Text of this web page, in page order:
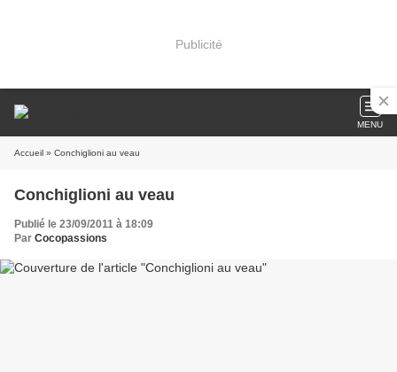
Publicité
MENU
Accueil » Conchiglioni au veau
Conchiglioni au veau
Publié le 23/09/2011 à 18:09
Par Cocopassions